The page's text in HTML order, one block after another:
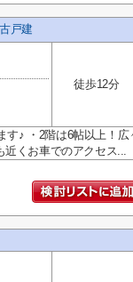
戸建
徒歩12分
す♪ ・2階は6帖以上！
近くお車でのアクセス...